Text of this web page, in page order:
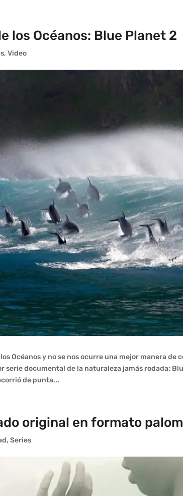
los Océanos: Blue Planet 2
,Video
Océanos y no se nos ocurre una mejor manera
serie documental de la naturaleza jamás rodada:
de punta...
original en formato
,Series